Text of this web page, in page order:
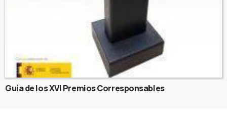
Guía de los XVI Premios Corresponsables